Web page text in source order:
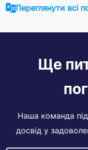
Переглянути всі
Ще
Наша команда
досвід у